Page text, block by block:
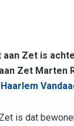
aan Zet is
Zet Marten
Haarlem
is dat